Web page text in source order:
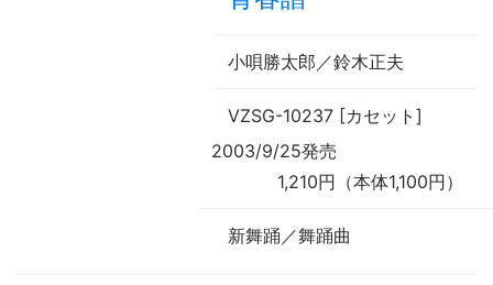
小唄勝太郎／鈴木正夫
VZSG-10237 [カセット]
2003/9/25発売
1,210円（本体1,100円）
新舞踊／舞踊曲